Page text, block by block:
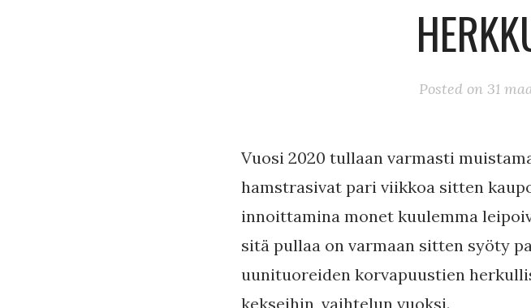
Posted on 31
Vuosi 2020 tullaan varmasti
hamstrasivat pari viikkoa sitten
innoittamina monet kuulemma
sitä pullaa on varmaan sitten syöty
uunituoreiden korvapuustien
kekseihin, vaihtelun vuoksi.